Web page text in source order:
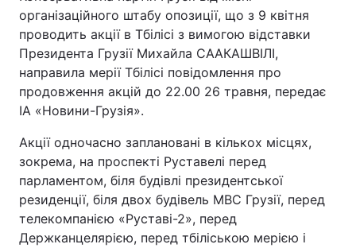
організаційного штабу опозиції, що з 9 квітня
проводить акції в Тбілісі з вимогою відставки
Президента Грузії Михайла СААКАШВІЛІ,
направила мерії Тбілісі повідомлення про
продовження акцій до 22.00 26 травня, передає
ІА «Новини-Грузія».
Акції одночасно заплановані в кількох місцях,
зокрема, на проспекті Руставелі перед
парламентом, біля будівлі президентської
резиденції, біля двох будівель МВС Грузії, перед
телекомпанією «Руставі-2», перед
Держканцелярією, перед тбіліською мерією і